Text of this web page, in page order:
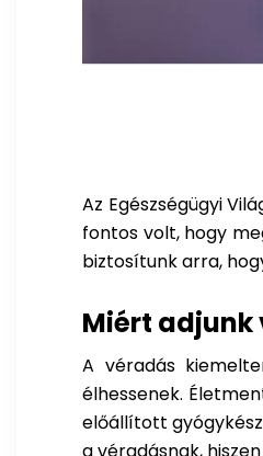
Az Egészségügyi
fontos volt, hogy
biztosítunk arra,
Miért adjunk
A véradás
élhessenek.
előállított
a véradásnak,